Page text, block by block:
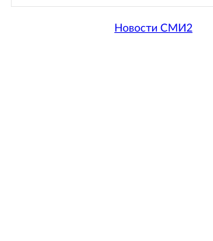
Новости СМИ2